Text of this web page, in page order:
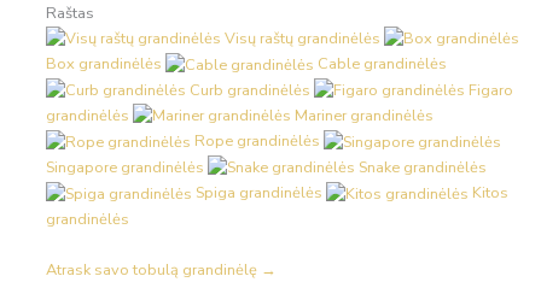
Raštas
Visų raštų grandinėlės
Box grandinėlės
Cable grandinėlės
Curb grandinėlės
Figaro
grandinėlės
Mariner grandinėlės
Rope grandinėlės
Singapore grandinėlės
Snake grandinėlės
Spiga grandinėlės
Kitos
grandinėlės
Atrask savo tobulą grandinėlę →